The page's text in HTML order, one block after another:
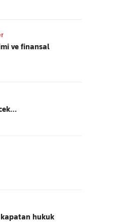
ve finansal
hukuk